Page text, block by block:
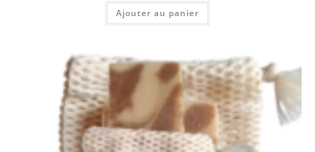
Ajouter au panier